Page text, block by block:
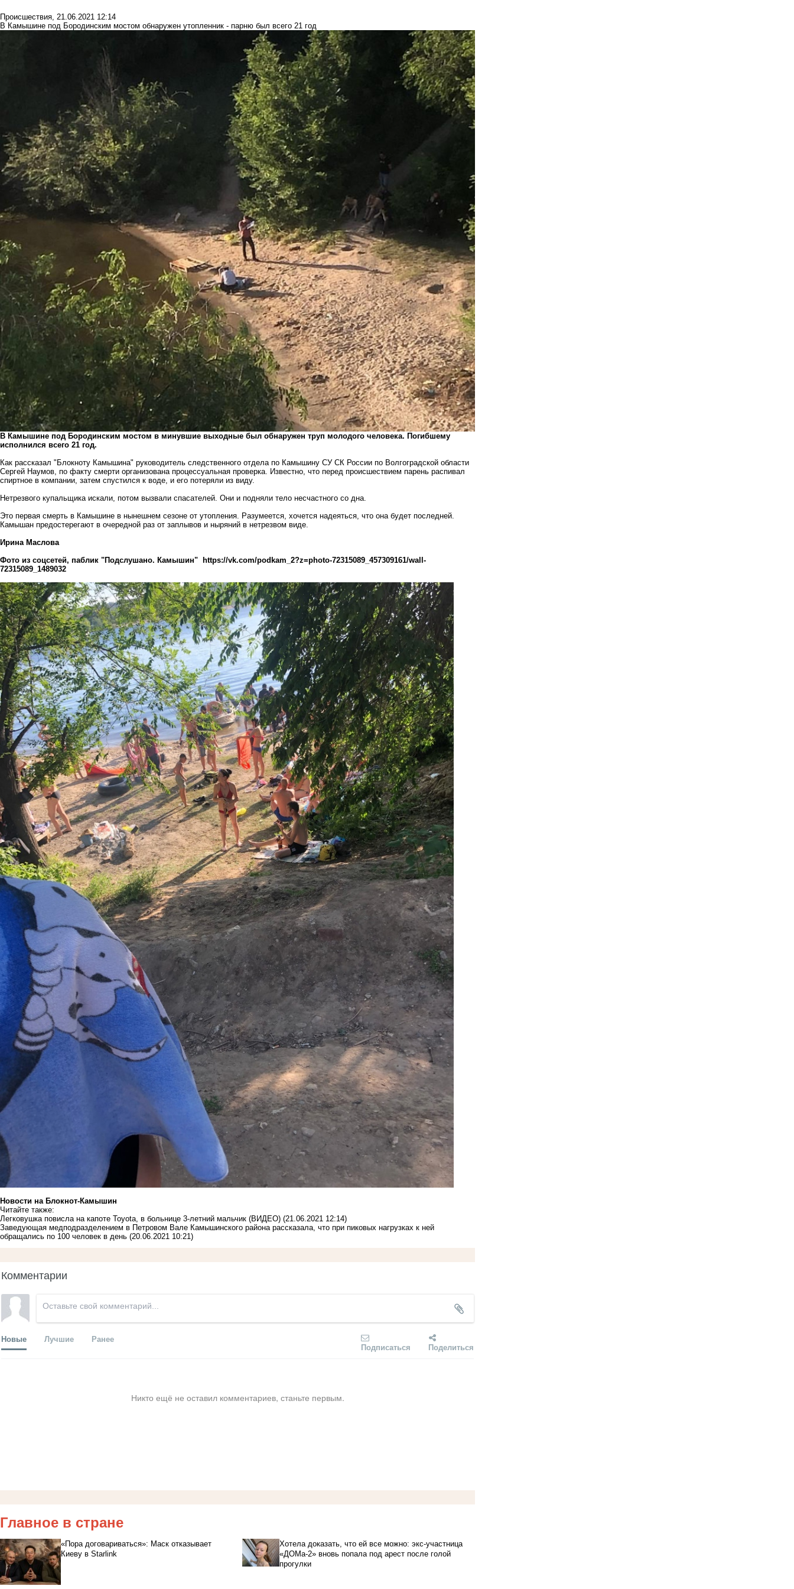
Происшествия, 21.06.2021 12:14
В Камышине под Бородинским мостом обнаружен утопленник - парню был всего 21 год
В Камышине под Бородинским мостом в минувшие выходные был обнаружен труп молодого человека. Погибшему
исполнился всего 21 год.
Как рассказал "Блокноту Камышина" руководитель следственного отдела по Камышину СУ СК России по Волгоградской области
Сергей Наумов, по факту смерти организована процессуальная проверка. Известно, что перед происшествием парень распивал
спиртное в компании, затем спустился к воде, и его потеряли из виду.
Нетрезвого купальщика искали, потом вызвали спасателей. Они и подняли тело несчастного со дна.
Это первая смерть в Камышине в нынешнем сезоне от утопления. Разумеется, хочется надеяться, что она будет последней.
Камышан предостерегают в очередной раз от заплывов и ныряний в нетрезвом виде.
Ирина Маслова
Фото из соцсетей, паблик "Подслушано. Камышин" https://vk.com/podkam_2?z=photo-72315089_457309161/wall-
72315089_1489032
Новости на Блoкнoт-Камышин
Читайте также:
Легковушка повисла на капоте Toyota, в больнице 3-летний мальчик (ВИДЕО) (21.06.2021 12:14)
Заведующая медподразделением в Петровом Вале Камышинского района рассказала, что при пиковых нагрузках к ней
обращались по 100 человек в день (20.06.2021 10:21)
Комментарии
Новые Лучшие Ранее
Подписаться Поделиться
Никто ещё не оставил комментариев, станьте первым.
Главное в стране
«Пора договариваться»: Маск отказывает
Киеву в Starlink
Хотела доказать, что ей все можно: экс-участница
«ДОМа-2» вновь попала под арест после голой
прогулки